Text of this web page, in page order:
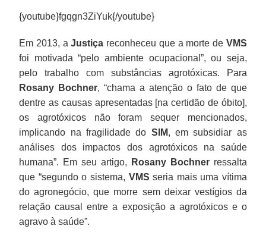
{youtube}fgqgn3ZiYuk{/youtube}
Em 2013, aJustiça reconheceu que a morte de VMS
foi motivada “pelo ambiente ocupacional”, ou seja,
pelo trabalho com substâncias agrotóxicas. Para
Rosany Bochner, “chama a atenção o fato de que
dentre as causas apresentadas [na certidão de óbito],
os agrotóxicos não foram sequer mencionados,
implicando na fragilidade do SIM, em subsidiar as
análises dos impactos dos agrotóxicos na saúde
humana”. Em seu artigo,
Rosany Bochnerressalta
que “segundo o sistema, VMS seria mais uma vítima
do agronegócio, que morre sem deixar vestígios da
relação causal entre a exposição a agrotóxicos e o
agravo à saúde”.